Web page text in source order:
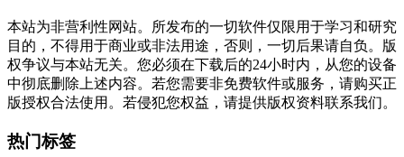
本站为非营利性网站。所发布的一切软件仅限用于学习和研究
目的，不得用于商业或非法用途，否则，一切后果请自负。版
权争议与本站无关。您必须在下载后的24小时内，从您的设备
中彻底删除上述内容。若您需要非免费软件或服务，请购买正
版授权合法使用。若侵犯您权益，请提供版权资料联系我们。
热门标签